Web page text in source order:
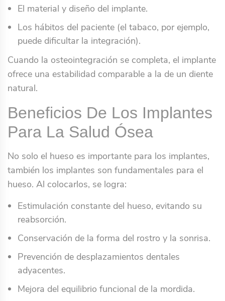
El material y diseño del implante.
Los hábitos del paciente (el tabaco, por ejemplo,
puede dificultar la integración).
Cuando la osteointegración se completa, el implante
ofrece una estabilidad comparable a la de un diente
natural.
Beneficios De Los Implantes
Para La Salud Ósea
No solo el hueso es importante para los implantes,
también los implantes son fundamentales para el
hueso. Al colocarlos, se logra:
Estimulación constante del hueso, evitando su
reabsorción.
Conservación de la forma del rostro y la sonrisa.
Prevención de desplazamientos dentales
adyacentes.
Mejora del equilibrio funcional de la mordida.